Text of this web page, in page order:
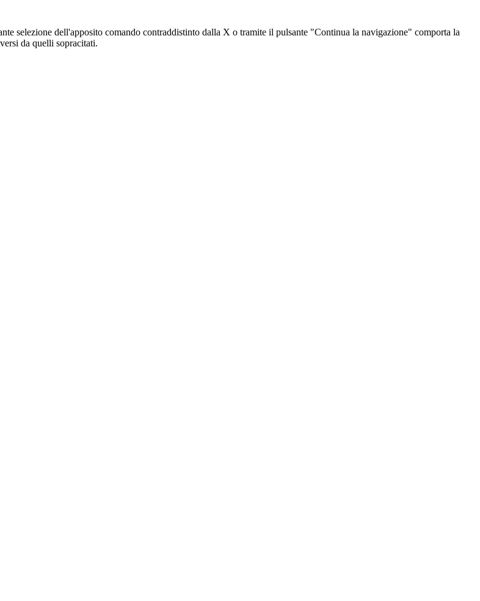
selezione dell'apposito comando contraddistinto dalla X o tramite il pulsante "Continua la navigazione" comporta la
da quelli sopracitati.